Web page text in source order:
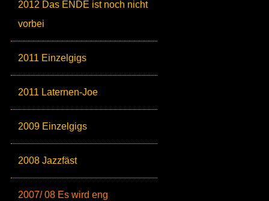
2012 Das ENDE ist noch nicht
vorbei
2011 Einzelgigs
2011 Laternen-Joe
2009 Einzelgigs
2008 Jazzfäst
2007/ 08 Es wird eng